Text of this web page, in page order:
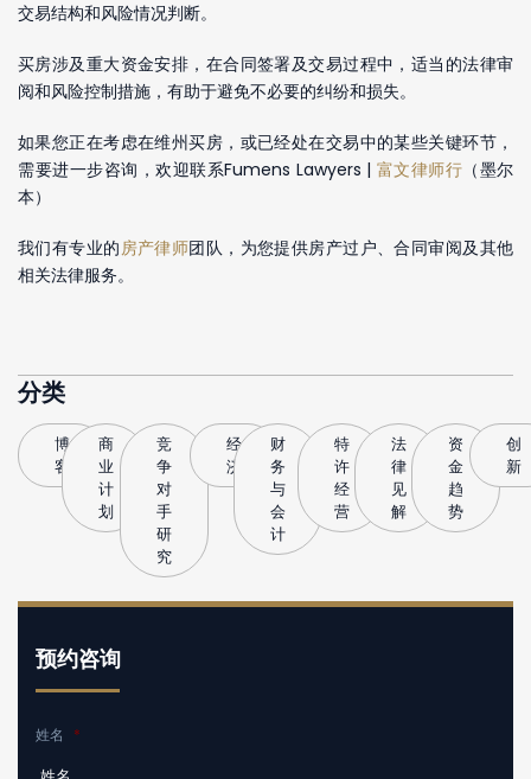
交易结构和风险情况判断。
买房涉及重大资金安排，在合同签署及交易过程中，适当的法律审
阅和风险控制措施，有助于避免不必要的纠纷和损失。
如果您正在考虑在维州买房，或已经处在交易中的某些关键环节，
需要进一步咨询，欢迎联系Fumens Lawyers | 富文律师行 （墨尔
本）
我们有专业的房产律师团队，为您提供房产过户、合同审阅及其他
相关法律服务。
分类
博
客
商
业
计
划
竞
争
对
手
研
究
经
济
财
务
与
会
计
特
许
经
营
法
律
见
解
资
金
趋
势
创
新
预约咨询
姓名 *